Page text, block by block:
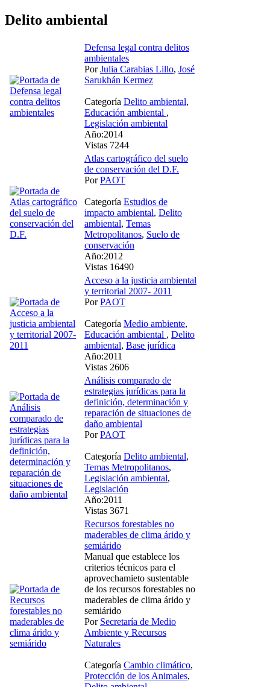
Delito ambiental
Defensa legal contra delitos
ambientales
PorJulia Carabias Lillo, José
Sarukhán Kermez
Categoría Delito ambiental,
Educación ambiental ,
Legislación ambiental
Año:2014
Vistas 7244
Atlas cartográfico del suelo
de conservación del D.F.
PorPAOT
Categoría Estudios de
impacto ambiental, Delito
ambiental, Temas
Metropolitanos, Suelo de
conservación
Año:2012
Vistas 16490
Acceso a la justicia ambiental
y territorial 2007- 2011
PorPAOT
Categoría Medio ambiente,
Educación ambiental , Delito
ambiental, Base jurídica
Año:2011
Vistas 2606
Análisis comparado de
estrategias jurídicas para la
definición, determinación y
reparación de situaciones de
daño ambiental
PorPAOT
Categoría Delito ambiental,
Temas Metropolitanos,
Legislación ambiental,
Legislación
Año:2011
Vistas 3671
Recursos forestables no
maderables de clima árido y
semiárido
Manual que establece los
criterios técnicos para el
aprovechamieto sustentable
de los recursos forestables no
maderables de clima árido y
semiárido
Por Secretaría de Medio
Ambiente y Recursos
Naturales
Categoría Cambio climático,
Protección de los Animales,